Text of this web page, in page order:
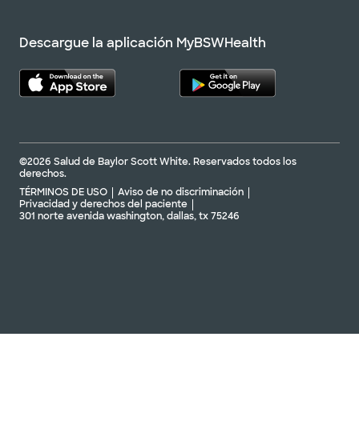
Descargue la aplicación MyBSWHealth
©2026 Salud de Baylor Scott White. Reservados todos los
derechos.
TÉRMINOS DE USO
Aviso de no discriminación
Privacidad y derechos del paciente
301 norte avenida washington, dallas, tx 75246